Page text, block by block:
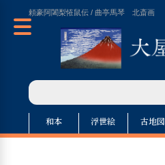
頼豪阿闍梨恠鼠伝 / 曲亭馬琴 北斎画
和本 浮世絵 古地図